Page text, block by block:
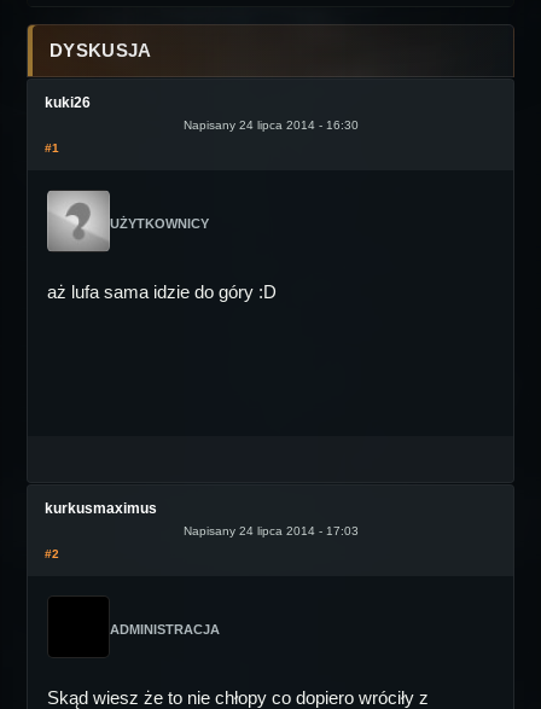
DYSKUSJA
kuki26
Napisany 24 lipca 2014 - 16:30
#1
UŻYTKOWNICY
aż lufa sama idzie do góry :D
kurkusmaximus
Napisany 24 lipca 2014 - 17:03
#2
ADMINISTRACJA
Skąd wiesz że to nie chłopy co dopiero wróciły z